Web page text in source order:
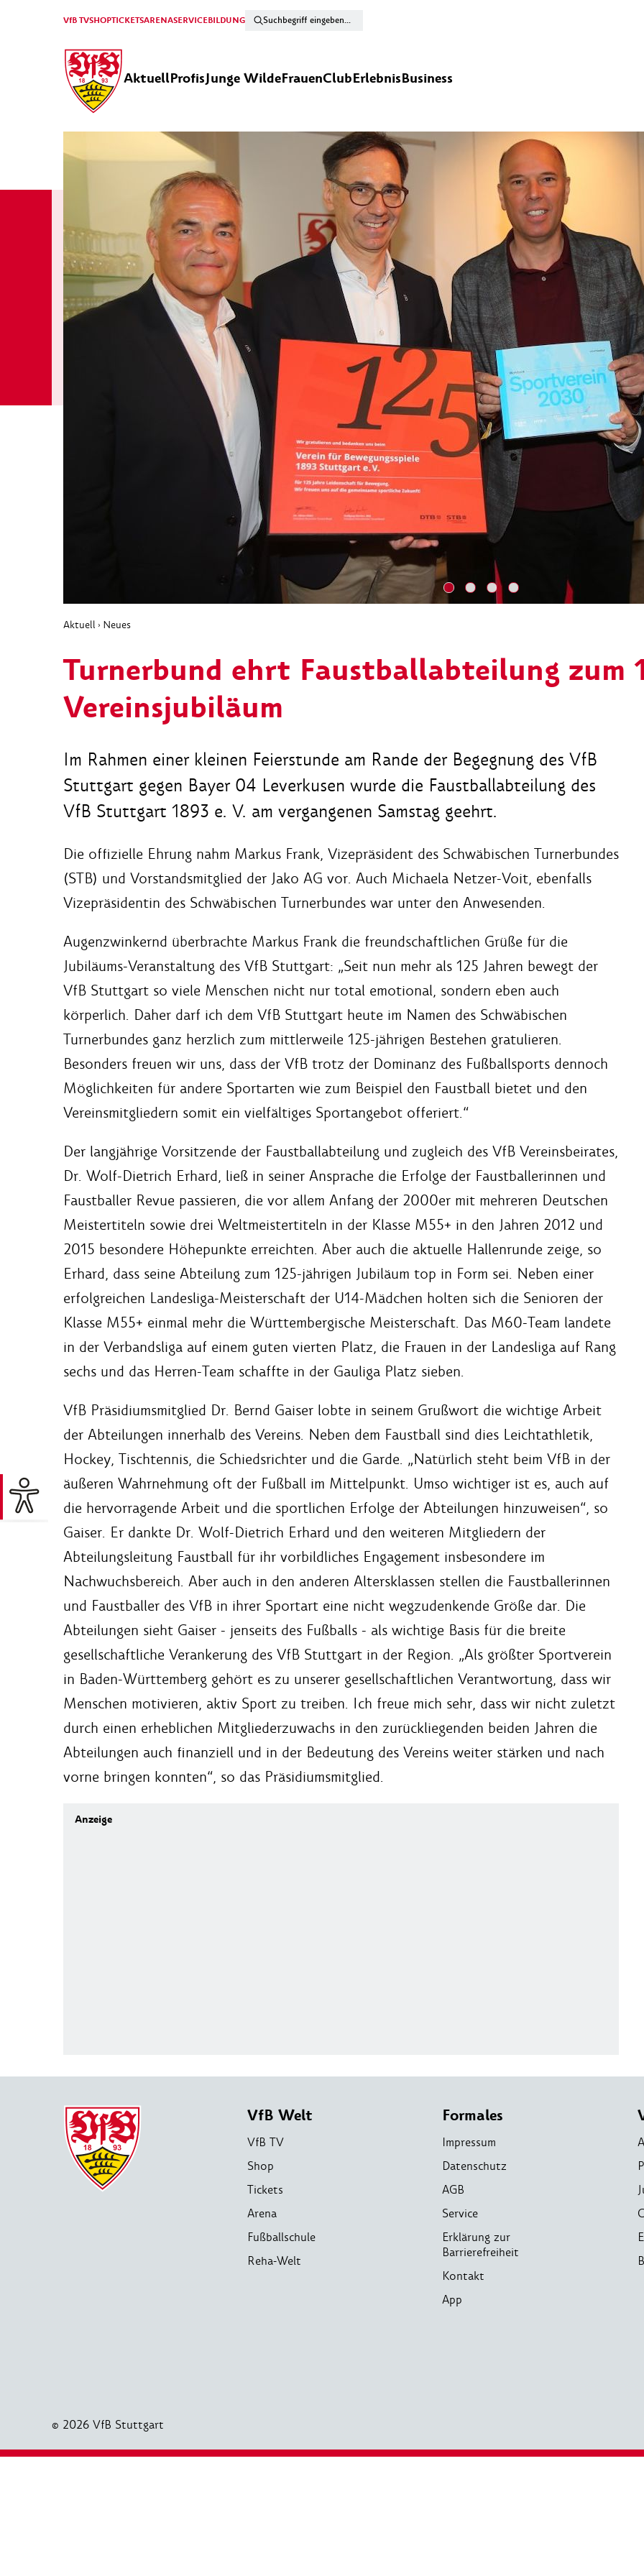
VfB TVSHOPTICKETSARENASERVICEBILDUNG
AktuellProfisJunge WildeFrauenClubErlebnisBusiness
Aktuell › Neues
Turnerbund ehrt Faustballabteilung zum
Vereinsjubiläum
Im Rahmen einer kleinen Feierstunde am Rande der Begegnung des VfB
Stuttgart gegen Bayer 04 Leverkusen wurde die Faustballabteilung des
VfB Stuttgart 1893 e. V. am vergangenen Samstag geehrt.
Die offizielle Ehrung nahm Markus Frank, Vizepräsident des Schwäbischen Turnerbundes
(STB) und Vorstandsmitglied der Jako AG vor. Auch Michaela Netzer-Voit, ebenfalls
Vizepräsidentin des Schwäbischen Turnerbundes war unter den Anwesenden.
Augenzwinkernd überbrachte Markus Frank die freundschaftlichen Grüße für die
Jubiläums-Veranstaltung des VfB Stuttgart: „Seit nun mehr als 125 Jahren bewegt der
VfB Stuttgart so viele Menschen nicht nur total emotional, sondern eben auch
körperlich. Daher darf ich dem VfB Stuttgart heute im Namen des Schwäbischen
Turnerbundes ganz herzlich zum mittlerweile 125-jährigen Bestehen gratulieren.
Besonders freuen wir uns, dass der VfB trotz der Dominanz des Fußballsports dennoch
Möglichkeiten für andere Sportarten wie zum Beispiel den Faustball bietet und den
Vereinsmitgliedern somit ein vielfältiges Sportangebot offeriert.“
Der langjährige Vorsitzende der Faustballabteilung und zugleich des VfB Vereinsbeirates,
Dr. Wolf-Dietrich Erhard, ließ in seiner Ansprache die Erfolge der Faustballerinnen und
Faustballer Revue passieren, die vor allem Anfang der 2000er mit mehreren Deutschen
Meistertiteln sowie drei Weltmeistertiteln in der Klasse M55+ in den Jahren 2012 und
2015 besondere Höhepunkte erreichten. Aber auch die aktuelle Hallenrunde zeige, so
Erhard, dass seine Abteilung zum 125-jährigen Jubiläum top in Form sei. Neben einer
erfolgreichen Landesliga-Meisterschaft der U14-Mädchen holten sich die Senioren der
Klasse M55+ einmal mehr die Württembergische Meisterschaft. Das M60-Team landete
in der Verbandsliga auf einem guten vierten Platz, die Frauen in der Landesliga auf Rang
sechs und das Herren-Team schaffte in der Gauliga Platz sieben.
VfB Präsidiumsmitglied Dr. Bernd Gaiser lobte in seinem Grußwort die wichtige Arbeit
der Abteilungen innerhalb des Vereins. Neben dem Faustball sind dies Leichtathletik,
Hockey, Tischtennis, die Schiedsrichter und die Garde. „Natürlich steht beim VfB in der
äußeren Wahrnehmung oft der Fußball im Mittelpunkt. Umso wichtiger ist es, auch auf
die hervorragende Arbeit und die sportlichen Erfolge der Abteilungen hinzuweisen“, so
Gaiser. Er dankte Dr. Wolf-Dietrich Erhard und den weiteren Mitgliedern der
Abteilungsleitung Faustball für ihr vorbildliches Engagement insbesondere im
Nachwuchsbereich. Aber auch in den anderen Altersklassen stellen die Faustballerinnen
und Faustballer des VfB in ihrer Sportart eine nicht wegzudenkende Größe dar. Die
Abteilungen sieht Gaiser - jenseits des Fußballs - als wichtige Basis für die breite
gesellschaftliche Verankerung des VfB Stuttgart in der Region. „Als größter Sportverein
in Baden-Württemberg gehört es zu unserer gesellschaftlichen Verantwortung, dass wir
Menschen motivieren, aktiv Sport zu treiben. Ich freue mich sehr, dass wir nicht zuletzt
durch einen erheblichen Mitgliederzuwachs in den zurückliegenden beiden Jahren die
Abteilungen auch finanziell und in der Bedeutung des Vereins weiter stärken und nach
vorne bringen konnten“, so das Präsidiumsmitglied.
VfB Welt
VfB TV
Shop
Tickets
Arena
Fußballschule
Reha-Welt
Formales
Impressum
Datenschutz
AGB
Service
Erklärung zur
Barrierefreiheit
Kontakt
App
© 2026 VfB Stuttgart